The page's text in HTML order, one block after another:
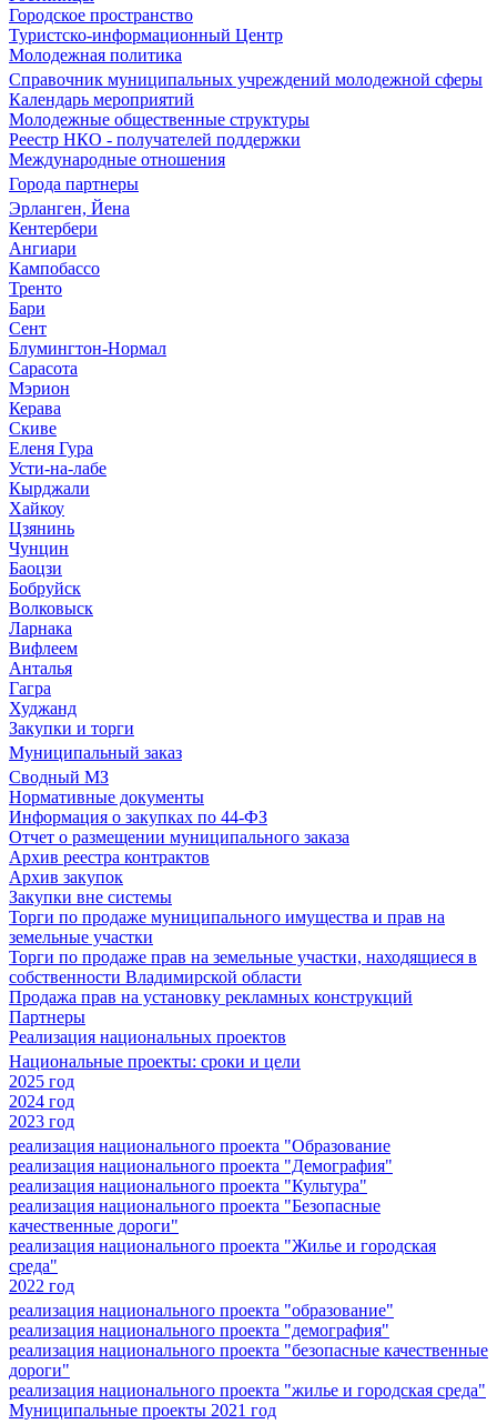
Городское пространство
Туристско-информационный Центр
Молодежная политика
Справочник муниципальных учреждений молодежной сферы
Календарь мероприятий
Молодежные общественные структуры
Реестр НКО - получателей поддержки
Международные отношения
Города партнеры
Эрланген, Йена
Кентербери
Ангиари
Кампобассо
Тренто
Бари
Сент
Блумингтон-Нормал
Сарасота
Мэрион
Керава
Скиве
Еленя Гура
Усти-на-лабе
Кырджали
Хайкоу
Цзянинь
Чунцин
Баоцзи
Бобруйск
Волковыск
Ларнака
Вифлеем
Анталья
Гагра
Худжанд
Закупки и торги
Муниципальный заказ
Сводный МЗ
Нормативные документы
Информация о закупках по 44-ФЗ
Отчет о размещении муниципального заказа
Архив реестра контрактов
Архив закупок
Закупки вне системы
Торги по продаже муниципального имущества и прав на
земельные участки
Торги по продаже прав на земельные участки, находящиеся в
собственности Владимирской области
Продажа прав на установку рекламных конструкций
Партнеры
Реализация национальных проектов
Национальные проекты: сроки и цели
2025 год
2024 год
2023 год
реализация национального проекта "Образование
реализация национального проекта "Демография"
реализация национального проекта "Культура"
реализация национального проекта "Безопасные
качественные дороги"
реализация национального проекта "Жилье и городская
среда"
2022 год
реализация национального проекта "образование"
реализация национального проекта "демография"
реализация национального проекта "безопасные качественные
дороги"
реализация национального проекта "жилье и городская среда"
Муниципальные проекты 2021 год